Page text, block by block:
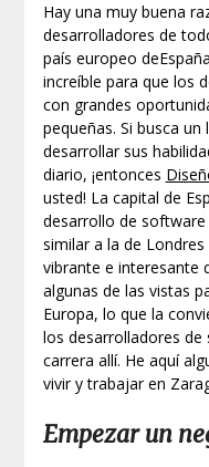
Hay una muy buena
desarrolladores de
país europeo
increíble para que los
con grandes
pequeñas. Si busca
desarrollar sus
diario, ¡entonces
usted! La capital de
desarrollo de
similar a la de
vibrante e interesante
algunas de las vistas
Europa, lo que la
los desarrolladores de
carrera allí. He aquí
vivir y trabajar en
Empezar un